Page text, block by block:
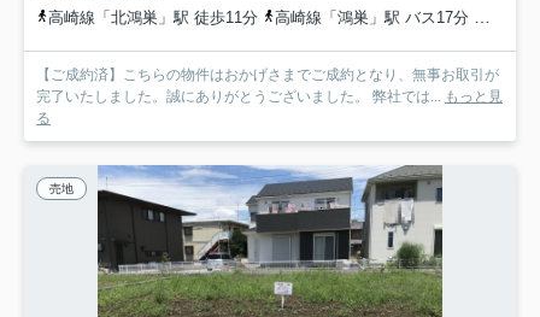
高崎線「北鴻巣」駅 徒歩11分 高崎線「鴻巣」駅 バス17分 埼玉県鴻巣市「箕田郵便局前」 停歩7分
【ご成約済】こちらの物件はおかげさまでご成約となり、無事お取引が
完了いたしました。誠にありがとうございました。 弊社では...
もっと見
る
売地